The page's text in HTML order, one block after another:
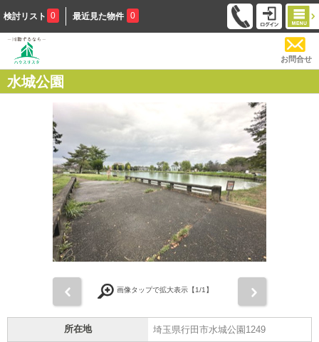
検討リスト 0 最近見た物件 0
お問合せ
水城公園
画像タップで拡大表示【1/1】
所在地 埼玉県行田市水城公園1249